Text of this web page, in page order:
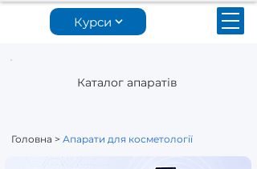
Курси
Каталог апаратів
Головна > Апарати для косметології